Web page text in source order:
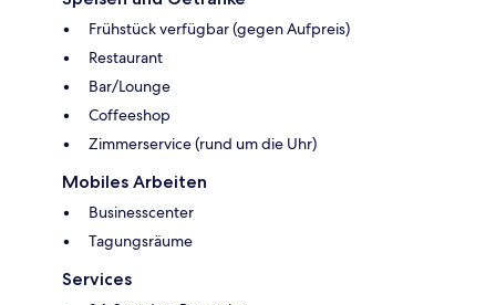
Frühstück verfügbar (gegen Aufpreis)
Restaurant
Bar/Lounge
Coffeeshop
Zimmerservice (rund um die Uhr)
Mobiles Arbeiten
Businesscenter
Tagungsräume
Services